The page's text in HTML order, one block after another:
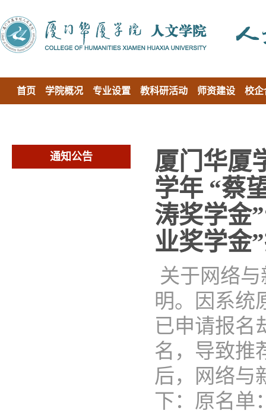
首页 学院概况 专业设置 教科研活动 师资建设 校企
通知公告
厦门华厦
学年 “蔡
涛奖学金
业奖学金
关于网络
明。因系统
已申请报名
名，导致推
后，网络与
下：原名单